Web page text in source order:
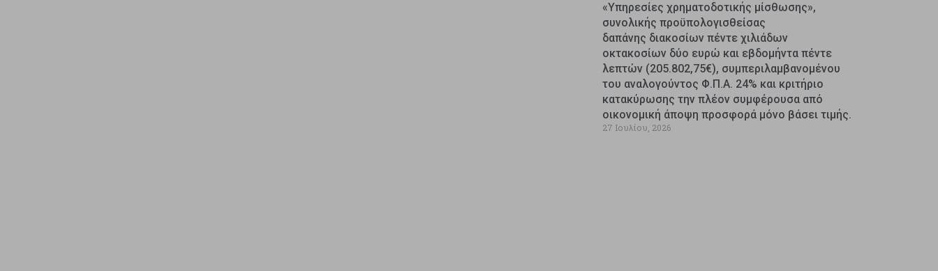
«Υπηρεσίες χρηματοδοτικής μίσθωσης»,
συνολικής προϋπολογισθείσας
δαπάνης διακοσίων πέντε χιλιάδων
οκτακοσίων δύο ευρώ και εβδομήντα πέντε
λεπτών (205.802,75€), συμπεριλαμβανομένου
του αναλογούντος Φ.Π.Α. 24% και κριτήριο
κατακύρωσης την πλέον συμφέρουσα από
οικονομική άποψη προσφορά μόνο βάσει τιμής.
27 Ιουλίου, 2026